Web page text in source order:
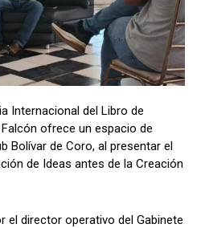
Internacional del Libro de
ofrece un espacio de
Bolívar de Coro, al presentar el
de Ideas antes de la Creación
el director operativo del Gabinete